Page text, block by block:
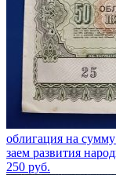
облигация на
заем развития
250 руб.